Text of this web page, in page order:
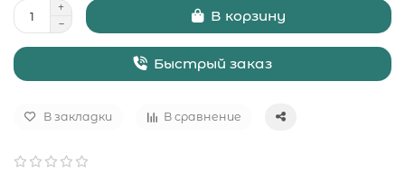
В корзину
Быстрый заказ
В закладки В сравнение